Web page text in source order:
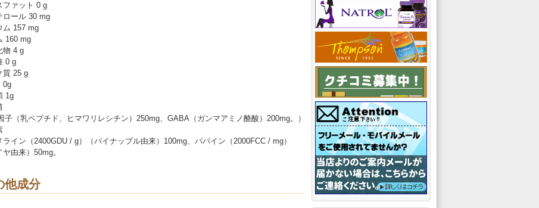
ファット 0 g
ロール 30 mg
ム 157 mg
160 mg
物 4 g
0 g
質 25 g
0g
1g
子（乳ペプチド、ヒマワリレシチン）250mg、GABA（ガンマアミノ酪酸）200mg。）
ライン（2400GDU / g）（パイナップル由来）100mg、パパイン（2000FCC / mg）
ヤ由来）50mg。
他成分